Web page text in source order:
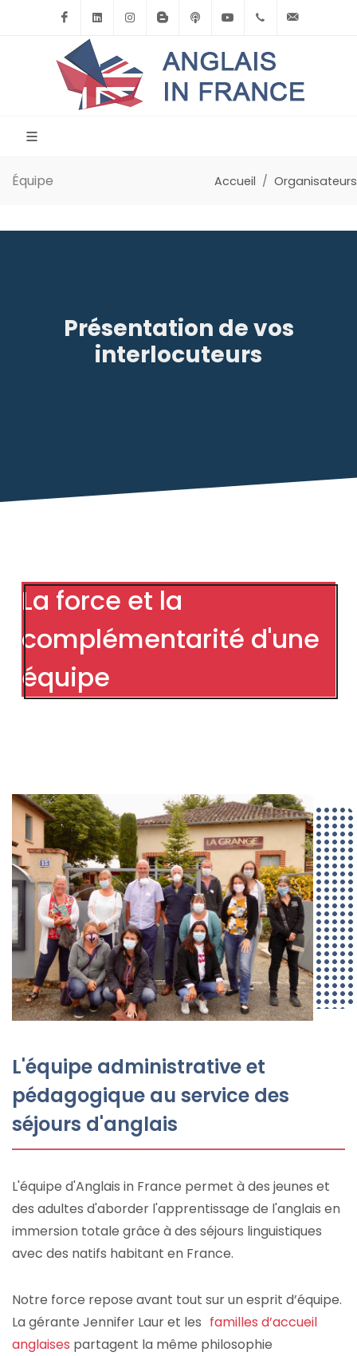
FacebookLinkedinInstagramBlogSpotPodcastYoutube
Équipe Accueil Organisateurs
Présentation de vos
interlocuteurs
La force et la
complémentarité d'une
équipe
L'équipe administrative et
pédagogique au service des
séjours d'anglais
L'équipe d'Anglais in France permet à des jeunes et
des adultes d'aborder l'apprentissage de l'anglais en
immersion totale grâce à des séjours linguistiques
avec des natifs habitant en France.
Notre force repose avant tout sur un esprit d’équipe.
La gérante Jennifer Laur et les familles d’accueil
anglaises partagent la même philosophie